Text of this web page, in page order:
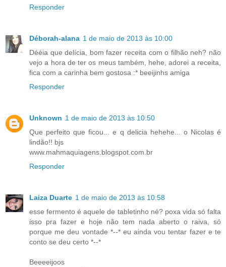
Responder
Déborah-alana 1 de maio de 2013 às 10:00
Dééia que delícia, bom fazer receita com o filhão neh? não
vejo a hora de ter os meus também, hehe, adorei a receita,
fica com a carinha bem gostosa :* beeijinhs amiga
Responder
Unknown 1 de maio de 2013 às 10:50
Que perfeito que ficou... e q delicia hehehe... o Nicolas é
lindão!! bjs
www.mahmaquiagens.blogspot.com.br
Responder
Laiza Duarte 1 de maio de 2013 às 10:58
esse fermento é aquele de tabletinho né? poxa vida só falta
isso pra fazer e hoje não tem nada aberto o raiva, só
porque me deu vontade *--* eu ainda vou tentar fazer e te
conto se deu certo *--*
Beeeeijoos